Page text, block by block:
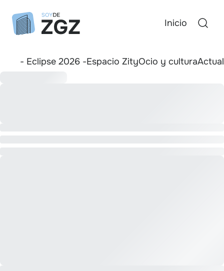
Inicio
- Eclipse 2026 -Espacio ZityOcio y cultura